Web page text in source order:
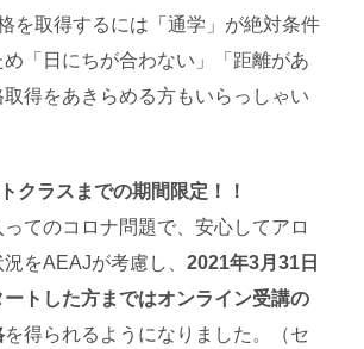
を取得するには「通学」が絶対条件
「日にちが合わない」「距離があ
得をあきらめる方もいらっしゃい
クラスまでの期間限定！！
てのコロナ問題で、安心してアロ
をAEAJが考慮し、 2021年3月31日
ートした方まではオンライン受講の
を得られるようになりました。（セ